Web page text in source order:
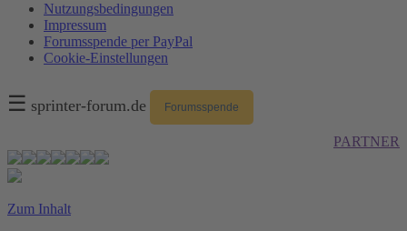
Nutzungsbedingungen
Impressum
Forumsspende per PayPal
Cookie-Einstellungen
☰ sprinter-forum.de Forumsspende
PARTNER
Zum Inhalt